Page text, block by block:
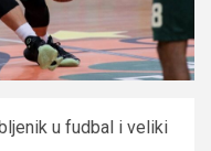
u fudbal i veliki